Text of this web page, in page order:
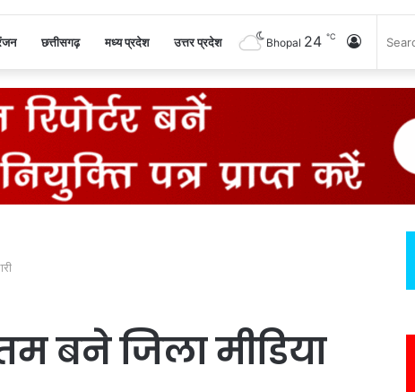
छत्तीसगढ़ मध्य प्रदेश उत्तर प्रदेश Log
Bhopal 24 ℃
बने जिला मीडिया